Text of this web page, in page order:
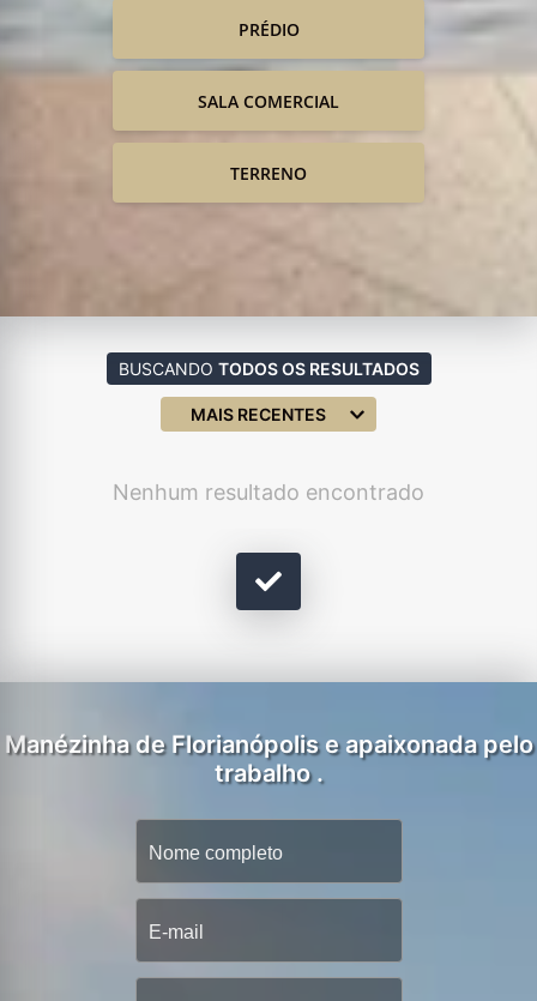
PRÉDIO
SALA COMERCIAL
TERRENO
BUSCANDO TODOS OS RESULTADOS
MAIS RECENTES
Nenhum resultado encontrado
Manézinha de Florianópolis e apaixonada pelo
trabalho .